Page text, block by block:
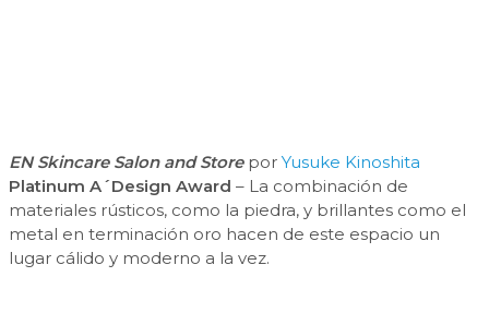
EN Skincare Salon and Storepor Yusuke Kinoshita
Platinum A´Design Award – La combinación de
materiales rústicos, como la piedra, y brillantes como el
metal en terminación oro hacen de este espacio un
lugar cálido y moderno a la vez.